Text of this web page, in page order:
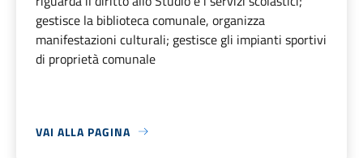
gestisce la biblioteca comunale, organizza
manifestazioni culturali; gestisce gli impianti sportivi
di proprietà comunale
VAI ALLA PAGINA